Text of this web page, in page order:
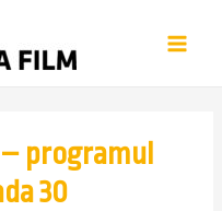
– programul
30